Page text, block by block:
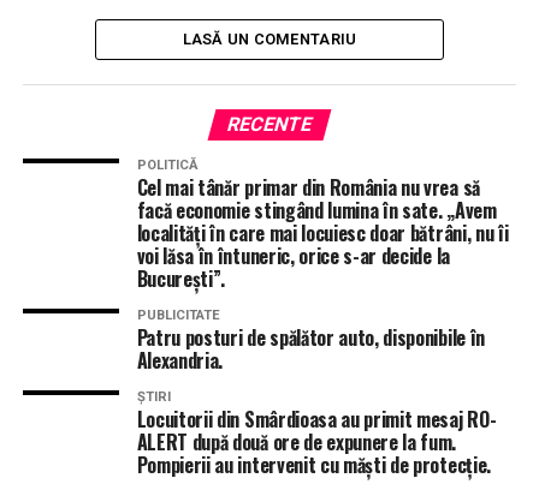
· 2014, plangere la Parchetul General
· 2017, plangere la Agentia Nationala de
· 2021, plângere Inalta Curte de Casatie si Justitie
· 2021, plangere la Parchetul General
· 2022, plangere la Directia Nationala Anticoruptie
· 2023, plangere la Inalta Curte de Casatie si
Toate aceste delațiuni au fost făcute de angajatul lui
Voiculescu Dan pentru faptul ca nu am retras
Ministerul Agriculturii ca parte civila din dosarul ICA,
fapt care, in opinia lor, ar fi dus la anularea
condamnarii. Acest lucru reiese si din acuzații publice
facute de-a lungul anilor de Ciuvică Mugur sau de
catre alți colaboratori ai Antenei3, cum ca aș fi “băgat
oameni la pușcărie”.
LASĂ UN COMENTARIU
RECENTE
POLITICĂ
Cel mai tânăr primar din România nu vrea să
facă economie stingând lumina în sate. „Avem
localități în care mai locuiesc doar bătrâni, nu îi
voi lăsa în întuneric, orice s-ar decide la
București”.
PUBLICITATE
Patru posturi de spălător auto, disponibile în
Alexandria.
ȘTIRI
Locuitorii din Smârdioasa au primit mesaj RO-
ALERT după două ore de expunere la fum.
Pompierii au intervenit cu măști de protecție.